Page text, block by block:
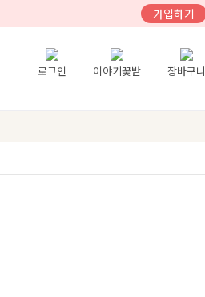
가입하기
로그인 이야기꽃밭 장바구니